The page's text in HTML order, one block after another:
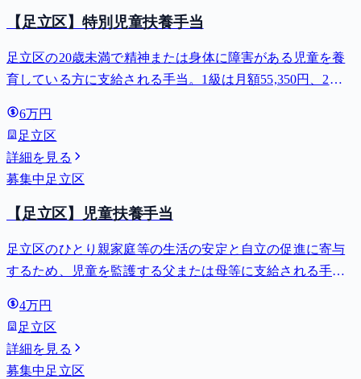
【足立区】特別児童扶養手当
足立区の20歳未満で精神または身体に障害がある児童を養
育している方に支給される手当。1級は月額55,350円、2級
6万円
足立区
詳細を見る
募集中 足立区
【足立区】児童扶養手当
足立区のひとり親家庭等の生活の安定と自立の促進に寄与
するため、児童を監護する父または母等に支給される手
4万円
足立区
詳細を見る
募集中 足立区